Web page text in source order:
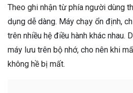
Theo ghi nhận từ phía người dùng
dụng dễ dàng. Máy chạy ổn định,
trên nhiều hệ điều hành khác nhau.
máy lưu trên bộ nhớ, cho nên khi
không hề bị mất.